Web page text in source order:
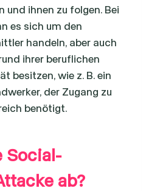
und ihnen zu folgen. Bei
es sich um den
handeln, aber auch
ihrer beruflichen
besitzen, wie z. B. ein
der Zugang zu
benötigt.
Social-
ab?